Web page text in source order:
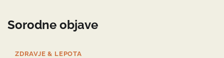
Sorodne objave
ZDRAVJE & LEPOTA